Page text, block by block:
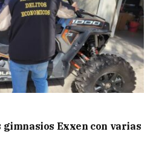
Exxen con varias